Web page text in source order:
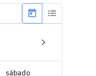
sábado